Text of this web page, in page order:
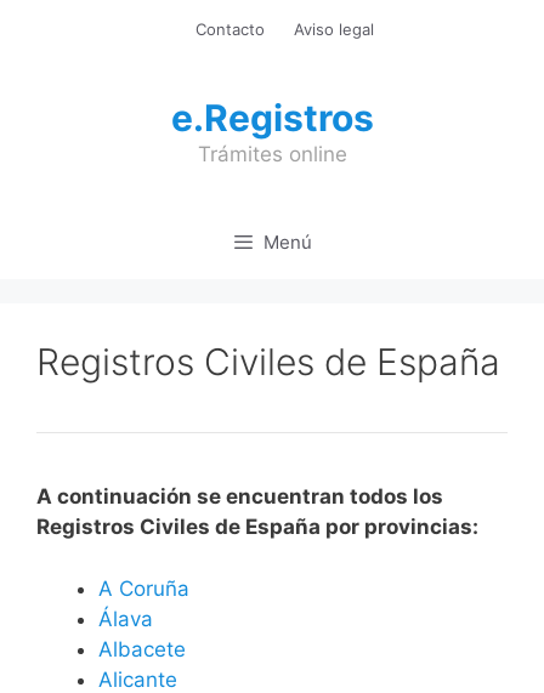
Contacto Aviso legal
e.Registros
Trámites online
Menú
Registros Civiles de España
A continuación se encuentran todos los
Registros Civiles de España por provincias:
A Coruña
Álava
Albacete
Alicante